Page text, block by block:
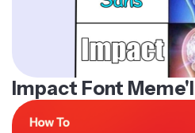
Impact Font